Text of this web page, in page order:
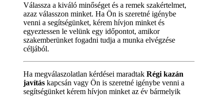
Válassza a kiváló minőséget és a remek szakértelmet,
azaz válasszon minket. Ha Ön is szeretné igénybe
venni a segítségünket, kérem hívjon minket és
egyeztessen le velünk egy időpontot, amikor
szakemberünket fogadni tudja a munka elvégzése
céljából.
Ha megválaszolatlan kérdései maradtak Régi kazán
javítás kapcsán vagy Ön is szeretné igénybe venni a
segítségünket kérem hívjon minket az év bármelyik